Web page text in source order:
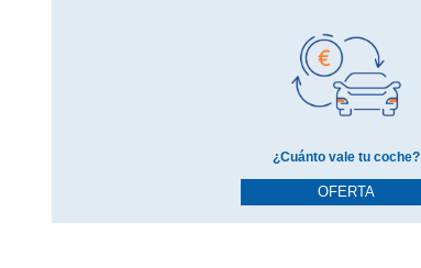
¿Cuánto vale tu coche?
OFERTA